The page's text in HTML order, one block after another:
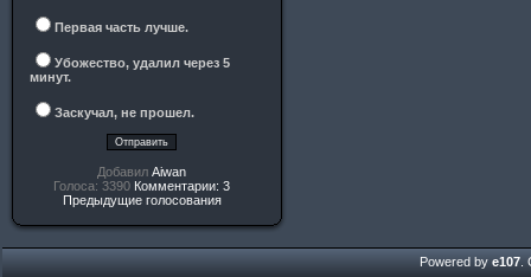
Первая часть лучше.
Убожество, удалил через 5
минут.
Заскучал, не прошел.
Добавил Aiwan
Голоса: 3390 Комментарии: 3
Предыдущие голосования
Powered by e107